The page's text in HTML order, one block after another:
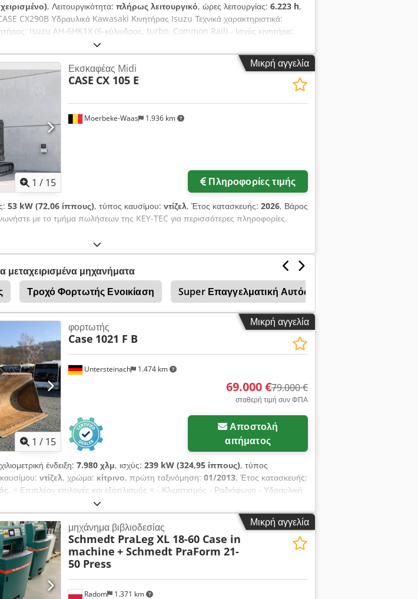
, Λειτουργικότητα: πλήρως λειτουργικό, ώρες λειτουργίας: 6.223 h,
CX290B Υδραυλικά Kawasaki Κινητήρας Isuzu Τεχνικά χαρακτηριστικά:
Isuzu AH-6HK1X (6-κύλινδρος, turbo, Common Rail) - Ισχύς κινητήρα:
στροφές/λεπτό - Λειτουργικό βάρος: περ. 29.100 – 30.000 kg (ανάλογα τον
Μεταβλητές αντλίες (Kawasaki) για ομαλές συνδυαστικές λειτουργίες - Μέγιστη
10,7 m - Μέγιστο βάθος εκσκαφής: περ. 7,1 m - Χωρητικότητα κάδου: τυπικά 1,2
6223 ώρες – καλά συντηρημένο μηχάνημα, τακτικό σέρβις, πλήρως
κοντέρ Πλεονεκτήματα μοντέλου CX290B: - Υδραυλικό ταχυσύνδεσμο: Γρήγορη και
έξοδο από την καμπίνα - Πλήρης υδραυλική γραμμή: Επιπλέον έξοδοι στο
ή αρπαγής - Άνεση καμπίνας: Ευρύχωρη καμπίνα με εξαιρετική ορατότητα
Duty σασί σχεδιασμένο για δύσκολες συνθήκες εδάφους - Ηλεκτρονικό σύστημα:
(H, S, E) για βέλτιστη κατανάλωση καυσίμου Κατάσταση: Όπως φαίνεται στις
το σασί είναι σε καλή κατάσταση. Έτοιμη για δοκιμή στον χώρο.
Μικρή αγγελία
1 / 15
Moerbeke-Waas 1.936 km
Εκσκαφέας Midi
CASE CX 105 E
Πληροφορίες τιμής
53 kW (72,06 ίππους), τύπος καυσίμου: ντίζελ, Έτος κατασκευής: 2026, Βάρος
με το τμήμα πωλήσεων της KEY-TEC για περισσότερες πληροφορίες.
μεταχειρισμένα μηχανήματα
Τροχό Φορτωτής Ενοικίαση Super Επαγγελματική Αυτός 08 Τροχό Φορτωτής
Μικρή αγγελία
1 / 15
Untersteinach 1.474 km
φορτωτής
Case 1021 F B
69.000 €79.000 €
σταθερή τιμή συν ΦΠΑ
Αποστολή
αιτήματος
ένδειξη: 7.980 χλμ, ισχύς: 239 kW (324,95 ίππους), τύπος
ντίζελ, χρώμα: κίτρινο, πρώτη ταξινόμηση: 01/2013, Έτος κατασκευής:
, = Επιπλέον επιλογές και εξοπλισμός = - Κλιματισμός - Ραδιόφωνο - Υδραυλική
κουρτίνα = Σημειώσεις = +++Βάρος: 24.000 kg Km/h+++ +++4x4+++
+++Εργοταξιακοί προβολείς+++ +++Αποσβεστήρας κραδασμών+++ +++Μπλοκέ
3,6 m³+++ +++Ζυγαριά+++ - Γενικά: - Κινητήρας: Case - Κιβώτιο
θέσεις: 1 - Ασφάλεια: - Κάμερα οπισθοπορείας - Καμπίνα χειριστή: -
- Εξαερισμός με ακροφύσια - Εξωτερικό: - Υδραυλική υποβοήθηση
- Πόρτα οδηγού - Ήχος, επικοινωνία, ηλεκτρονικά: - Ραδιόφωνο -
Μήκος 8,95 m; Πλάτος 3 m; Ύψος 3,57 m Ελαστικά: Εμπ. περ. 70 %, Πίσ. περ.
11092 - Επιφυλάξεις για τυχόν λάθη. Οι εικόνες και το κείμενο ενδέχεται να
Μικρή αγγελία
Radom 1.371 km
μηχάνημα βιβλιοδεσίας
Schmedt PraLeg XL 18-60 Case in
machine + Schmedt PraForm 21-
50 Press